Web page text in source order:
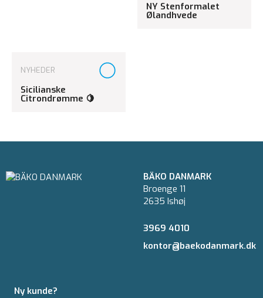
NY Stenformalet
Ølandhvede
NYHEDER
Sicilianske
Citrondrømme 🍋
BÄKO DANMARK
Broenge 11
2635 Ishøj
3969 4010
kontor@baekodanmark.dk
Ny kunde?